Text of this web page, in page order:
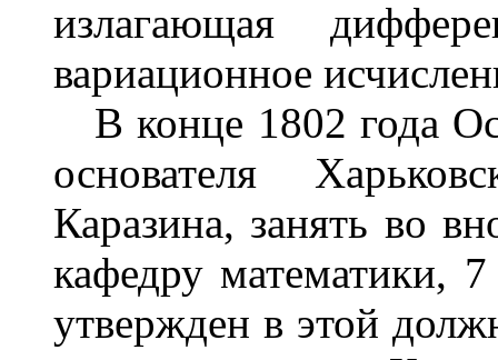
излагающая
вариационное
В конце 1802 года
основателя
Каразина, занять во
кафедру математики,
утвержден в этой